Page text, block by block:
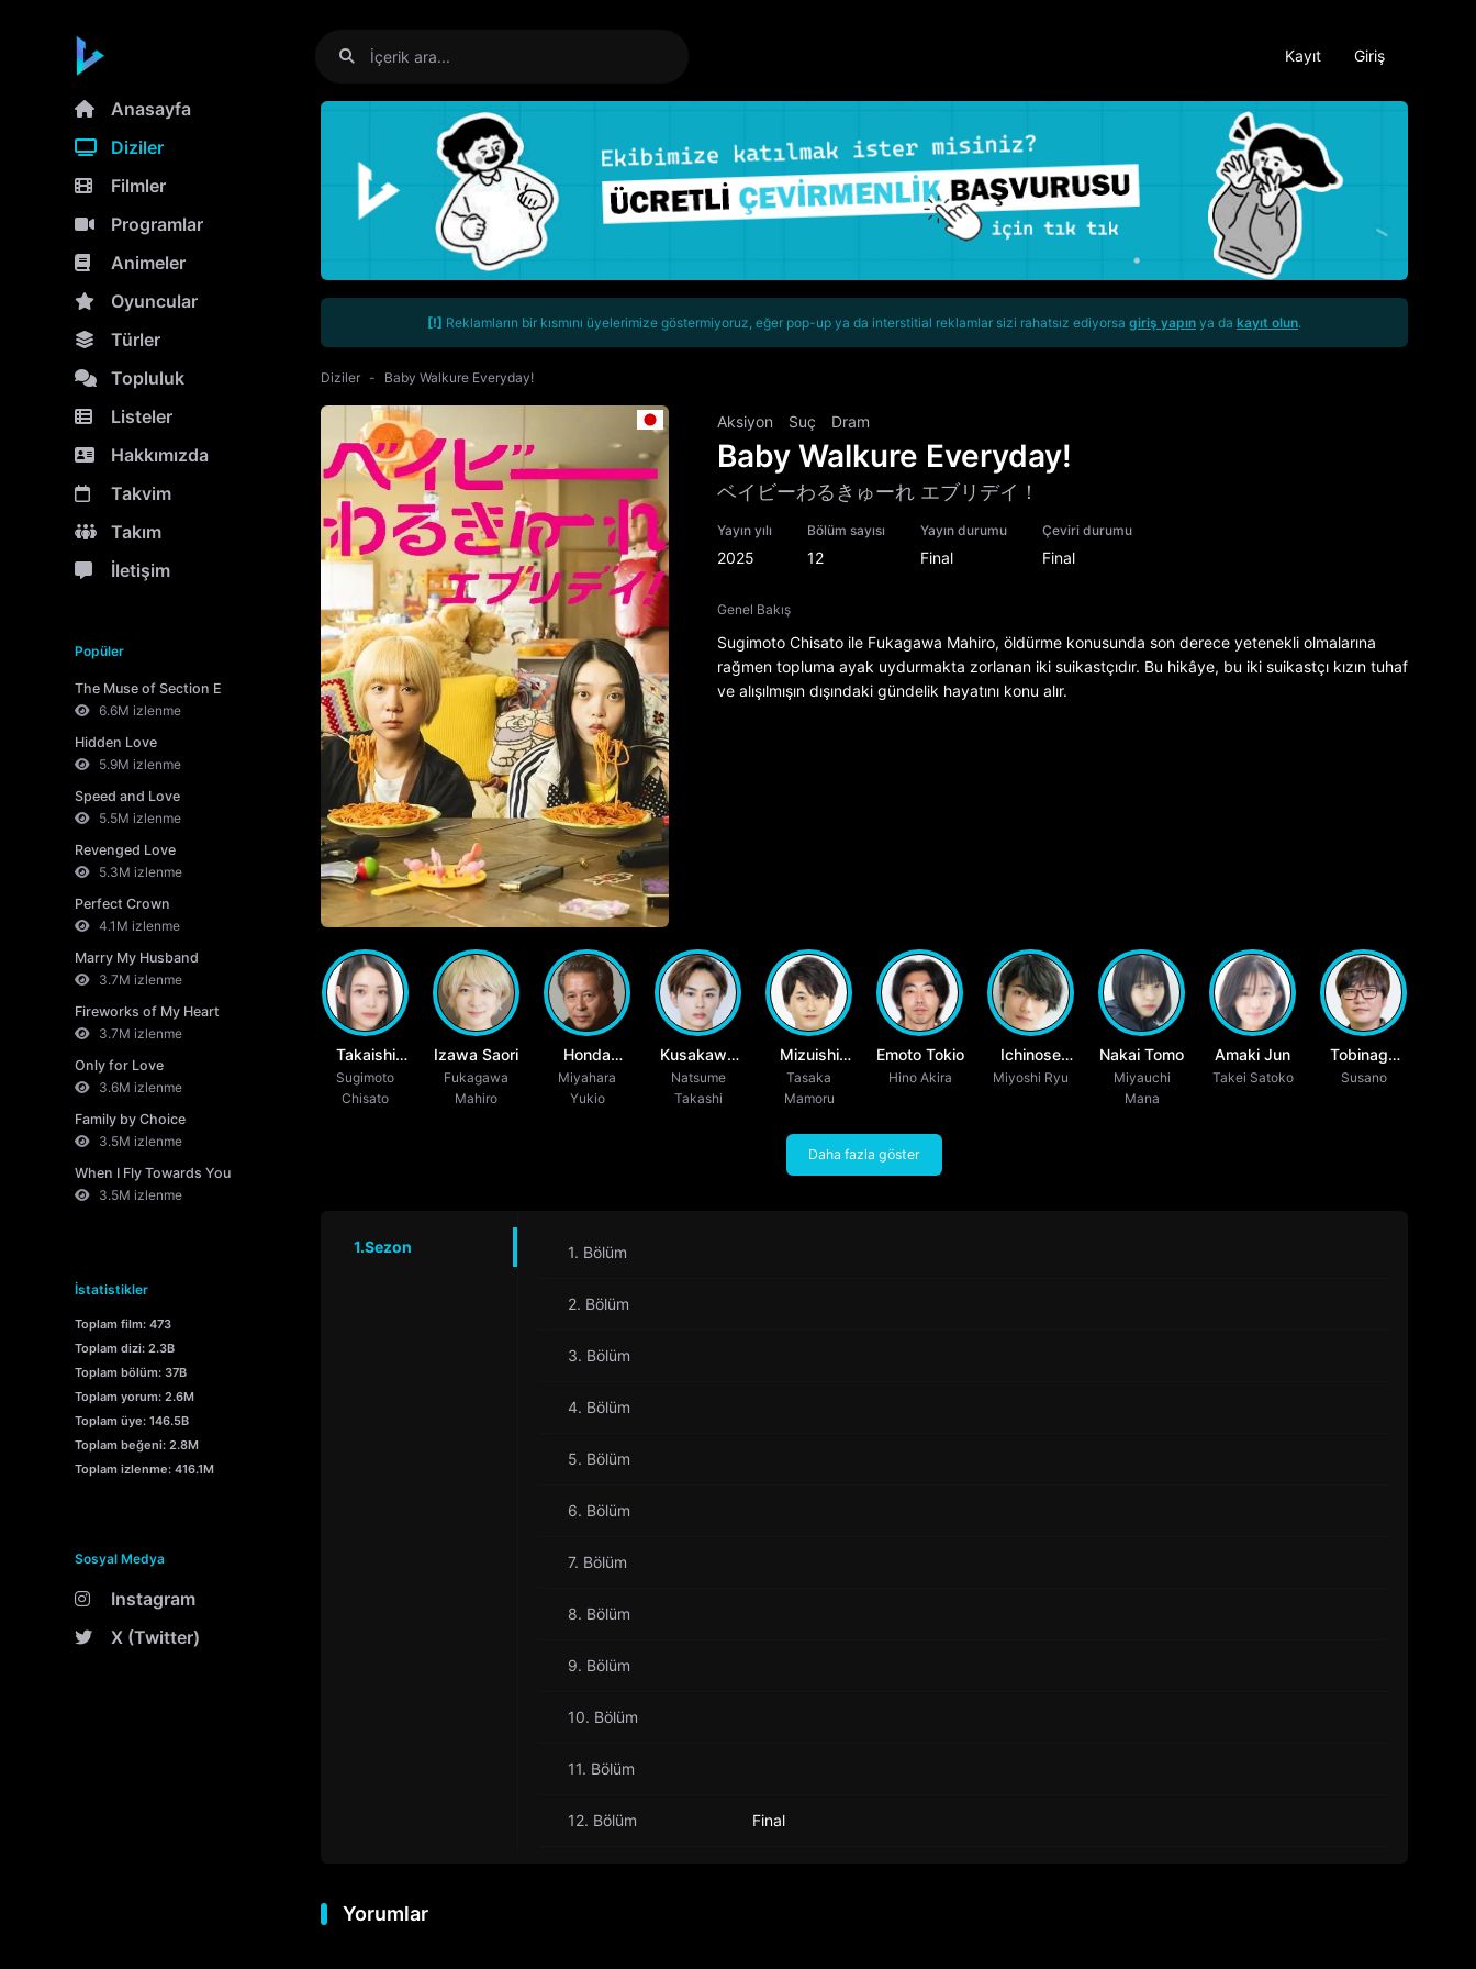
Kayıt Giriş
Anasayfa
Diziler
Filmler
Programlar
Animeler
Oyuncular
Türler
Topluluk
Listeler
Hakkımızda
Takvim
Takım
İletişim
Popüler
The Muse of Section E
6.6M izlenme
Hidden Love
5.9M izlenme
Speed and Love
5.5M izlenme
Revenged Love
5.3M izlenme
Perfect Crown
4.1M izlenme
Marry My Husband
3.7M izlenme
Fireworks of My Heart
3.7M izlenme
Only for Love
3.6M izlenme
Family by Choice
3.5M izlenme
When I Fly Towards You
3.5M izlenme
İstatistikler
Toplam film: 473
Toplam dizi: 2.3B
Toplam bölüm: 37B
Toplam yorum: 2.6M
Toplam üye: 146.5B
Toplam beğeni: 2.8M
Toplam izlenme: 416.1M
Sosyal Medya
Instagram
X (Twitter)
[!] Reklamların bir kısmını üyelerimize göstermiyoruz, eğer pop-up ya da interstitial reklamlar sizi rahatsız ediyorsa giriş yapın ya da kayıt olun.
Diziler Baby Walkure Everyday!
Aksiyon Suç Dram
Baby Walkure Everyday!
ベイビーわるきゅーれ エブリデイ！
Yayın yılı
2025
Bölüm sayısı
12
Yayın durumu
Final
Çeviri durumu
Final
Genel Bakış
Sugimoto Chisato ile Fukagawa Mahiro, öldürme konusunda son derece yetenekli olmalarına
rağmen topluma ayak uydurmakta zorlanan iki suikastçıdır. Bu hikâye, bu iki suikastçı kızın tuhaf
ve alışılmışın dışındaki gündelik hayatını konu alır.
Takaishi
Akari
Sugimoto
Chisato
Izawa Saori
Fukagawa
Mahiro
Honda
Hirotaro
Miyahara
Yukio
Kusakawa
Takuya
Natsume
Takashi
Mizuishi
Atomu
Tasaka
Mamoru
Emoto Tokio
Hino Akira
Ichinose
Ryu
Miyoshi Ryu
Nakai Tomo
Miyauchi
Mana
Amaki Jun
Takei Satoko
Tobinaga
Tsubasa
Susano
Daha fazla göster
1.Sezon 1. Bölüm
2. Bölüm
3. Bölüm
4. Bölüm
5. Bölüm
6. Bölüm
7. Bölüm
8. Bölüm
9. Bölüm
10. Bölüm
11. Bölüm
12. Bölüm Final
Yorumlar